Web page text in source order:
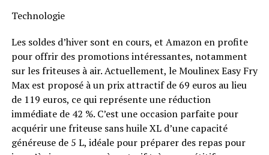
garantie fabricant décennale et possède une
intempéries tout en étant capable de fonctionner dans
des températures variant entre -20 °C et +55 °C.
Disponibilité et Offres
Promotionnelles
Le solarbank 2 AC est disponible sur le site officiel
Technologie
Les soldes d’hiver sont en cours, et Amazon en profite
pour offrir des promotions intéressantes, notamment
sur les friteuses à air. Actuellement, le Moulinex Easy Fry
Max est proposé à un prix attractif de 69 euros au lieu
de 119 euros, ce qui représente une réduction
immédiate de 42 %. C’est une occasion parfaite pour
acquérir une friteuse sans huile XL d’une capacité
généreuse de 5 L, idéale pour préparer des repas pour